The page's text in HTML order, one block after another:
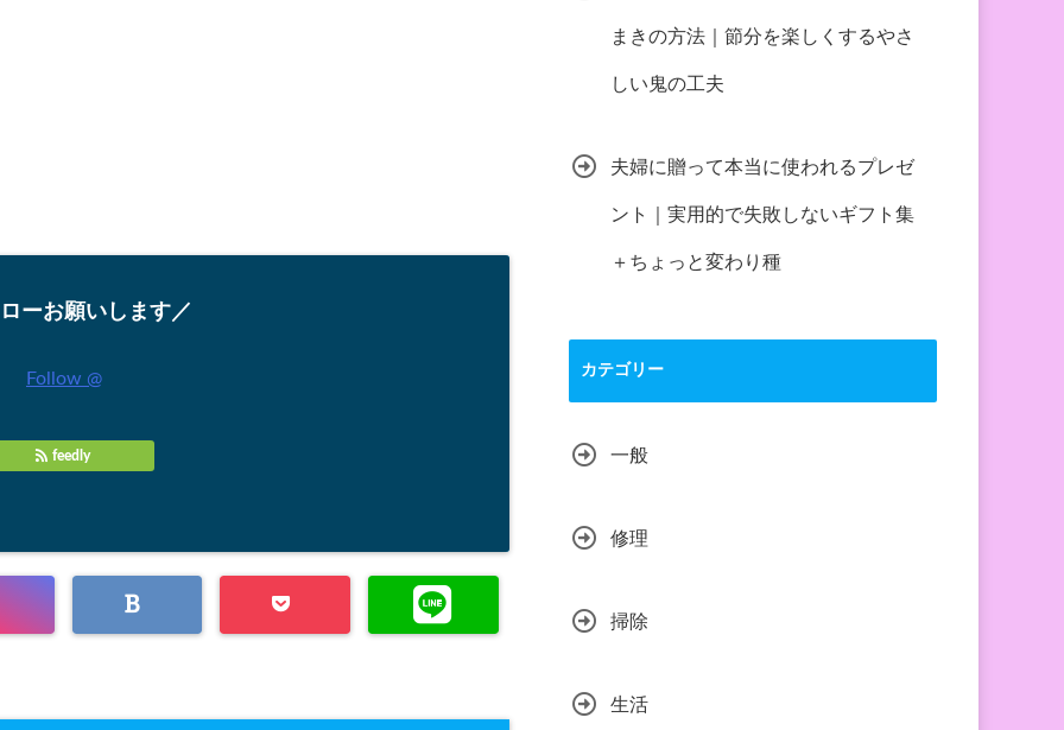
ーお願いします／
Follow @
feedly
まきの方法｜節分を楽しくするやさ
しい鬼の工夫
夫婦に贈って本当に使われるプレゼ
ント｜実用的で失敗しないギフト集
＋ちょっと変わり種
カテゴリー
一般
修理
掃除
生活